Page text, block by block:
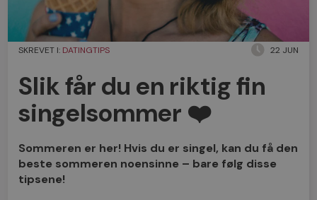
SKREVET I: DATINGTIPS 22 JUN
Slik får du en riktig fin
singelsommer ❤️
Sommeren er her! Hvis du er singel, kan du få den
beste sommeren noensinne – bare følg disse
tipsene!